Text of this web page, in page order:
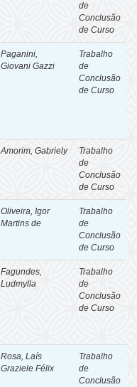
de
Conclusão
de Curso
Paganini,
Giovani Gazzi
Trabalho
de
Conclusão
de Curso
Amorim, Gabriely
Trabalho
de
Conclusão
de Curso
Oliveira, Igor
Martins de
Trabalho
de
Conclusão
de Curso
Fagundes,
Ludmylla
Trabalho
de
Conclusão
de Curso
Rosa, Laís
Graziele Félix
Trabalho
de
Conclusão